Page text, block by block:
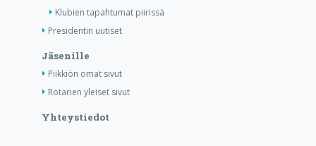
Klubien tapahtumat piirissä
Presidentin uutiset
Jäsenille
Piikkiön omat sivut
Rotarien yleiset sivut
Yhteystiedot